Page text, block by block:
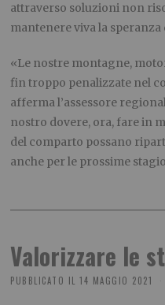
attraverso soluzioni non
mantenere viva la
«Le nostre montagne,
fin troppo penalizzate nel
afferma l’assessore
nostro dovere, ora, fare in
del comparto possano
anche per le prossime
Valorizzare le
PUBBLICATO IL 14 MAGGIO 2021